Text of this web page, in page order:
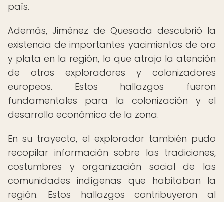
país.
Además, Jiménez de Quesada descubrió la
existencia de importantes yacimientos de oro
y plata en la región, lo que atrajo la atención
de otros exploradores y colonizadores
europeos. Estos hallazgos fueron
fundamentales para la colonización y el
desarrollo económico de la zona.
En su trayecto, el explorador también pudo
recopilar información sobre las tradiciones,
costumbres y organización social de las
comunidades indígenas que habitaban la
región. Estos hallazgos contribuyeron al